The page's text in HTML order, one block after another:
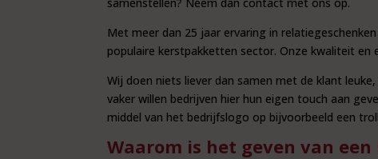
Met meer dan 25 jaar ervaring in
populaire kerstpakketten sector. Onze kwaliteit en
Wij doen niets liever dan samen met de klant
vaker willen bedrijven hier hun eigen touch aan
middel van het bedrijfslogo op bijvoorbeeld een
Waarom is het geven van